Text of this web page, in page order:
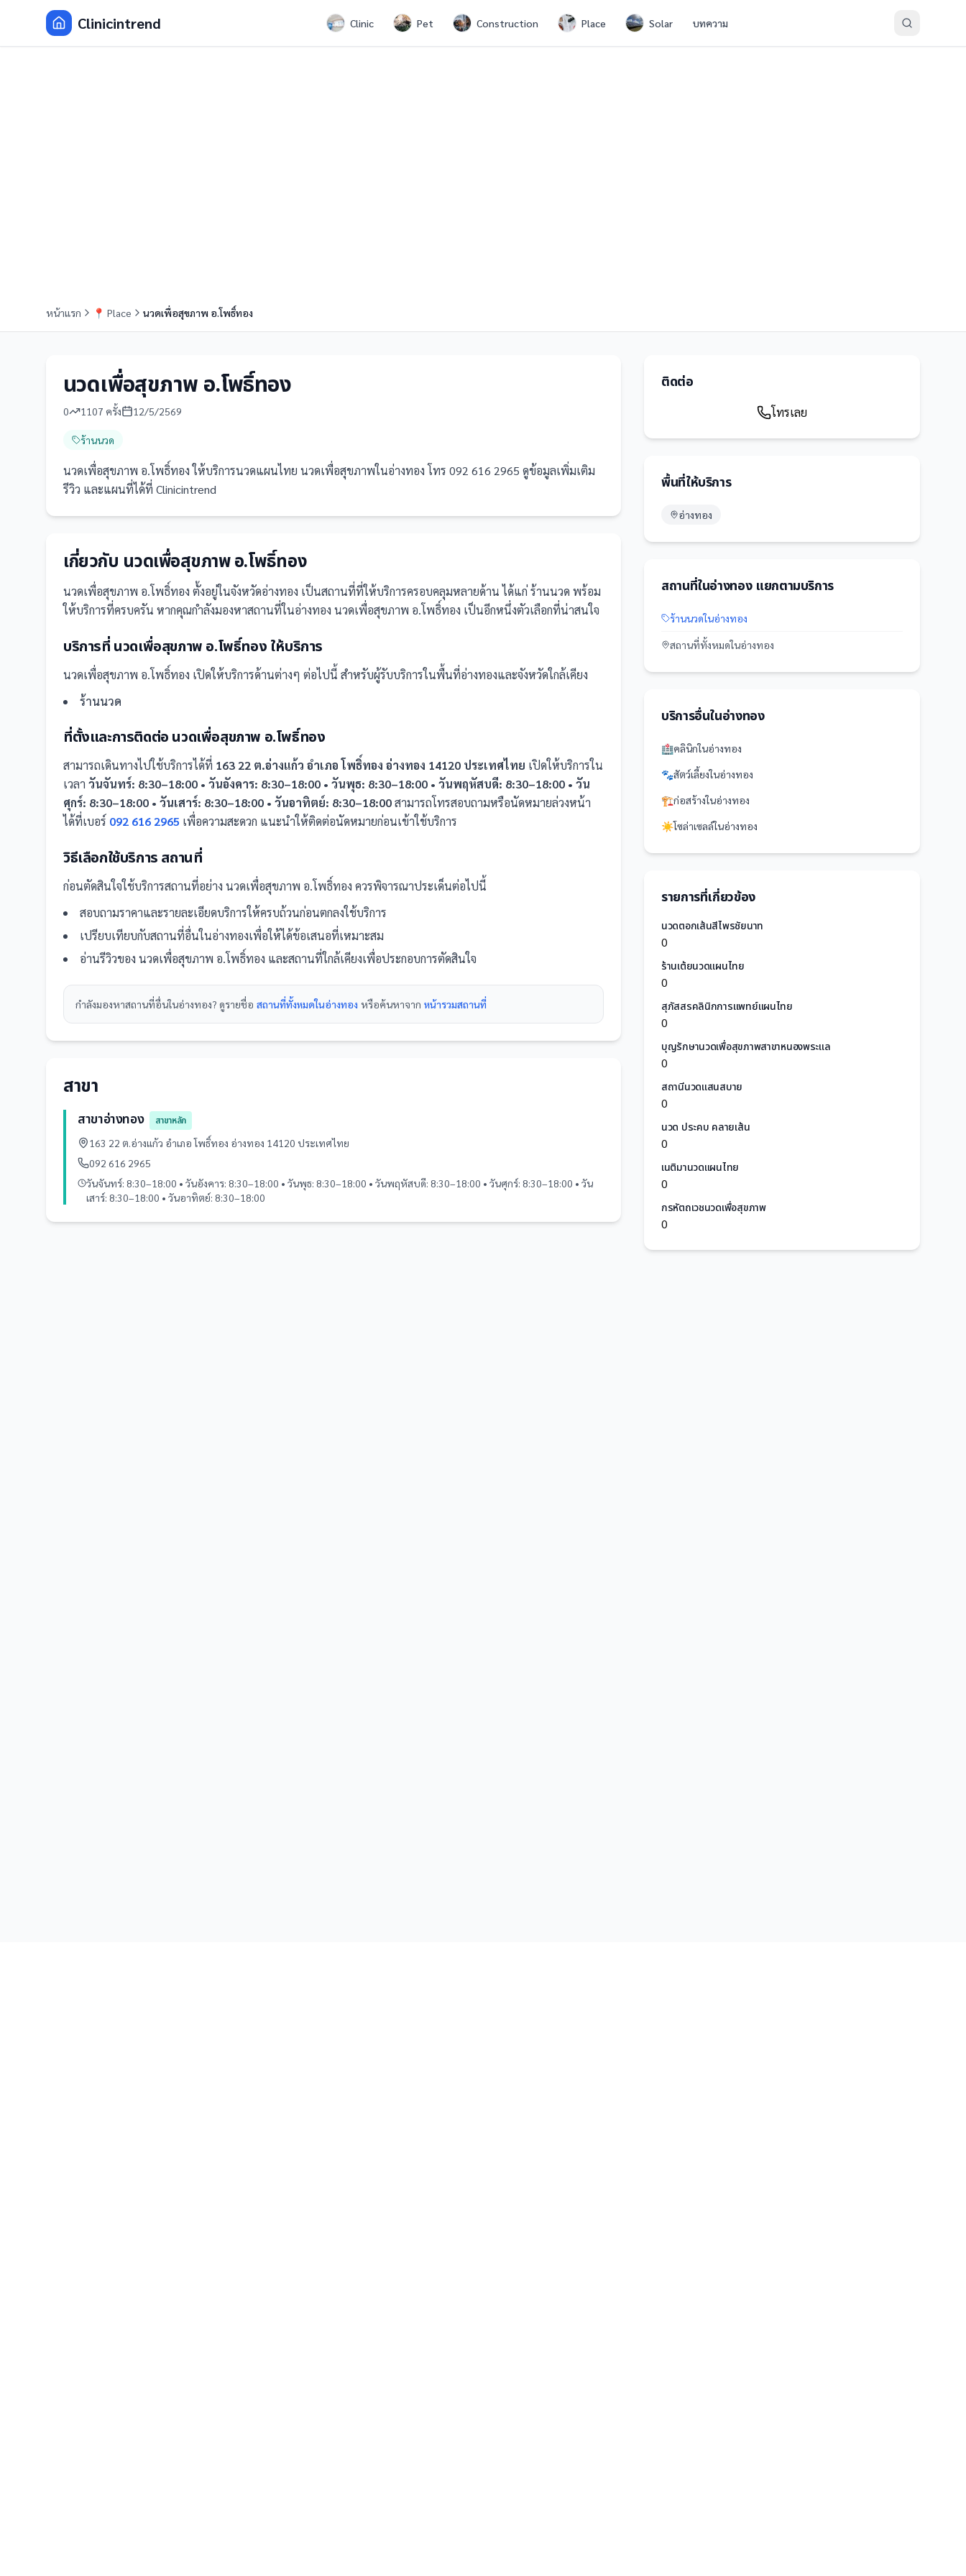
Clinicintrend Clinic Pet Construction Place Solar บทความ
หน้าแรก 📍 Place นวดเพื่อสุขภาพ อ.โพธิ์ทอง
นวดเพื่อสุขภาพ อ.โพธิ์ทอง
0 1107 ครั้ง 12/5/2569
ร้านนวด
นวดเพื่อสุขภาพ อ.โพธิ์ทอง ให้บริการนวดแผนไทย นวดเพื่อสุขภาพในอ่างทอง โทร 092 616 2965 ดูข้อมูลเพิ่มเติม
รีวิว และแผนที่ได้ที่ Clinicintrend
เกี่ยวกับ นวดเพื่อสุขภาพ อ.โพธิ์ทอง
นวดเพื่อสุขภาพ อ.โพธิ์ทอง ตั้งอยู่ในจังหวัดอ่างทอง เป็นสถานที่ที่ให้บริการครอบคลุมหลายด้าน ได้แก่ ร้านนวด พร้อม
ให้บริการที่ครบครัน หากคุณกำลังมองหาสถานที่ในอ่างทอง นวดเพื่อสุขภาพ อ.โพธิ์ทอง เป็นอีกหนึ่งตัวเลือกที่น่าสนใจ
บริการที่ นวดเพื่อสุขภาพ อ.โพธิ์ทอง ให้บริการ
นวดเพื่อสุขภาพ อ.โพธิ์ทอง เปิดให้บริการด้านต่างๆ ต่อไปนี้ สำหรับผู้รับบริการในพื้นที่อ่างทองและจังหวัดใกล้เคียง
ร้านนวด
ที่ตั้งและการติดต่อ นวดเพื่อสุขภาพ อ.โพธิ์ทอง
สามารถเดินทางไปใช้บริการได้ที่ 163 22 ต.อ่างแก้ว อำเภอ โพธิ์ทอง อ่างทอง 14120 ประเทศไทย เปิดให้บริการใน
เวลา วันจันทร์: 8:30–18:00 • วันอังคาร: 8:30–18:00 • วันพุธ: 8:30–18:00 • วันพฤหัสบดี: 8:30–18:00 • วัน
ศุกร์: 8:30–18:00 • วันเสาร์: 8:30–18:00 • วันอาทิตย์: 8:30–18:00สามารถโทรสอบถามหรือนัดหมายล่วงหน้า
ได้ที่เบอร์ 092 616 2965 เพื่อความสะดวก แนะนำให้ติดต่อนัดหมายก่อนเข้าใช้บริการ
วิธีเลือกใช้บริการ สถานที่
ก่อนตัดสินใจใช้บริการสถานที่อย่าง นวดเพื่อสุขภาพ อ.โพธิ์ทอง ควรพิจารณาประเด็นต่อไปนี้
สอบถามราคาและรายละเอียดบริการให้ครบถ้วนก่อนตกลงใช้บริการ
เปรียบเทียบกับสถานที่อื่นในอ่างทองเพื่อให้ได้ข้อเสนอที่เหมาะสม
อ่านรีวิวของ นวดเพื่อสุขภาพ อ.โพธิ์ทอง และสถานที่ใกล้เคียงเพื่อประกอบการตัดสินใจ
กำลังมองหาสถานที่อื่นในอ่างทอง? ดูรายชื่อ สถานที่ทั้งหมดในอ่างทอง หรือค้นหาจาก หน้ารวมสถานที่
สาขา
สาขาอ่างทอง
สาขาหลัก
163 22 ต.อ่างแก้ว อำเภอ โพธิ์ทอง อ่างทอง 14120 ประเทศไทย
092 616 2965
วันจันทร์: 8:30–18:00 • วันอังคาร: 8:30–18:00 • วันพุธ: 8:30–18:00 • วันพฤหัสบดี: 8:30–18:00 • วันศุกร์: 8:30–18:00 • วัน
เสาร์: 8:30–18:00 • วันอาทิตย์: 8:30–18:00
ติดต่อ
โทรเลย
พื้นที่ให้บริการ
อ่างทอง
สถานที่ในอ่างทองแยกตามบริการ
ร้านนวดในอ่างทอง
สถานที่ทั้งหมดในอ่างทอง
บริการอื่นในอ่างทอง
🏥คลินิกในอ่างทอง
🐾สัตว์เลี้ยงในอ่างทอง
🏗️ก่อสร้างในอ่างทอง
☀️โซล่าเซลล์ในอ่างทอง
รายการที่เกี่ยวข้อง
นวดตอกเส้นสีไพรชัยนาท
0
ร้านเต้ยนวดแผนไทย
0
สุภัสสรคลินิกการแพทย์แผนไทย
0
บุญรักษานวดเพื่อสุขภาพสาขาหนองพระแล
0
สถานีนวดแสนสบาย
0
นวด ประคบ คลายเส้น
0
เนติมานวดแผนไทย
0
กรหัตถเวชนวดเพื่อสุขภาพ
0